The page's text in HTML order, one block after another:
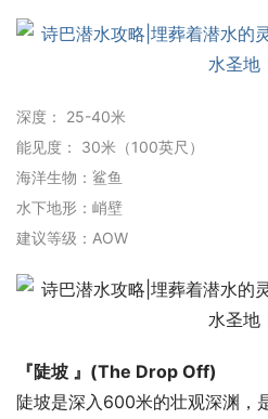
深度： 25-40米
能见度： 30米（100英尺）
海洋生物：鲨鱼
水下地形：峭壁
建议等级：AOW
『陡坡 』(The Drop Off)
陡坡是深入600米的壮观深渊，